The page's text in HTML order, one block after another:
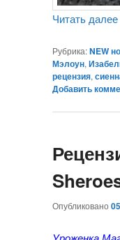
Читать далее
Рубрика: NEW
Мэлоун,
рецензия,
Добавить
Опубликовано